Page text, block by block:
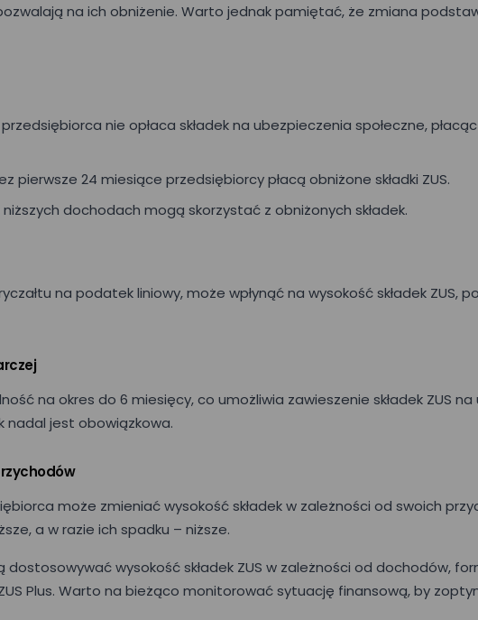
na ich obniżenie. Warto jednak pamiętać, że zmiana
nie opłaca składek na ubezpieczenia społeczne,
pierwsze 24 miesiące przedsiębiorcy płacą obniżone składki ZUS.
dochodach mogą skorzystać z obniżonych składek.
na podatek liniowy, może wpłynąć na wysokość składek ZUS,
na okres do 6 miesięcy, co umożliwia zawieszenie składek ZUS
nadal jest obowiązkowa.
może zmieniać wysokość składek w zależności od swoich
a w razie ich spadku – niższe.
wysokość składek ZUS w zależności od dochodów,
Plus. Warto na bieżąco monitorować sytuację finansową, by